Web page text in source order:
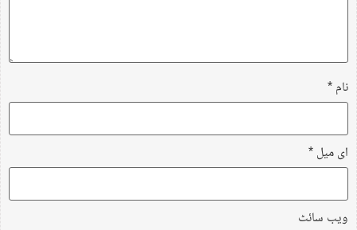
نام*
ای میل*
ویب‌ سائٹ